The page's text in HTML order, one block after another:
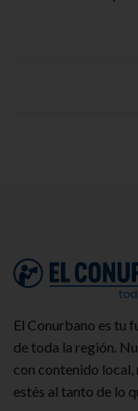
El Conurbano es tu
de toda la región.
con contenido local,
estés al tanto de lo